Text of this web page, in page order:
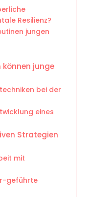
Resilienz?
jungen
junge
bei der
eines
Strategien
mit
geführte